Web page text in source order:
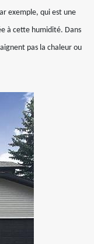
exemple, qui est une
à cette humidité. Dans
pas la chaleur ou